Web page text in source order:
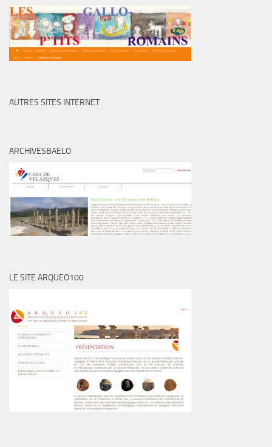
AUTRES SITES INTERNET
ARCHIVESBAELO
LE SITE ARQUEO100